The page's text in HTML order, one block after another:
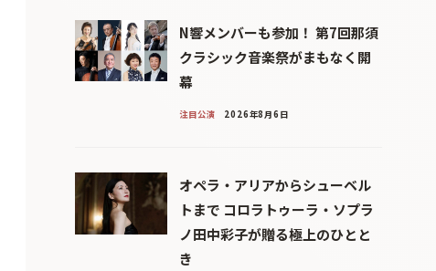
N響メンバーも参加！ 第7回那須
クラシック音楽祭がまもなく開
幕
注目公演 2026年8月6日
オペラ・アリアからシューベル
トまで コロラトゥーラ・ソプラ
ノ田中彩子が贈る極上のひとと
き